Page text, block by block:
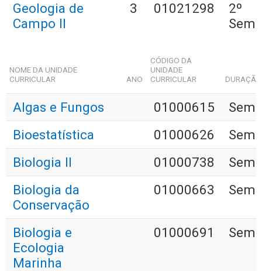
Geologia de
Campo II
3 01021298
2º
NOME DA UNIDADE
CURRICULAR
ANO
CÓDIGO DA
UNIDADE
CURRICULAR
DURAÇÃO
Algas e Fungos 01000615
Bioestatística
01000626
Biologia II
01000738
Biologia da
Conservação
01000663
Biologia e
Ecologia
Marinha
01000691